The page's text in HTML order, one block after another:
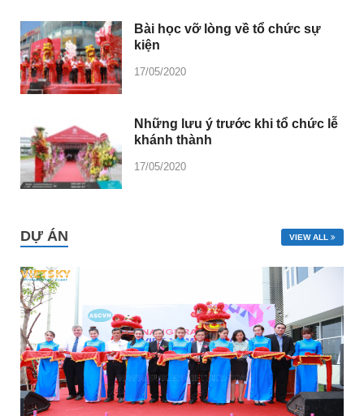
Bài học vỡ lòng về tổ chức sự
kiện
17/05/2020
Những lưu ý trước khi tổ chức lễ
khánh thành
17/05/2020
DỰ ÁN VIEW ALL